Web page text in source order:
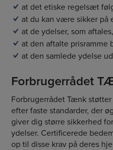
at det etiske regelsæt
at du kan være sikker på
at de ydelser, som
at den aftalte prisramme
at den samlede ydelse
Forbrugerrådet
Forbrugerrådet Tænk
efter faste standarder, der
giver dig større sikkerhed
ydelser. Certificerede
op til disse krav på deres